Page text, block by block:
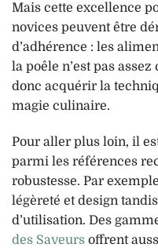
Mais cette excellence
novices peuvent être
d’adhérence : les
la poêle n’est pas
donc acquérir la
magie culinaire.
Pour aller plus loin, il
parmi les références
robustesse. Par
légèreté et design
d’utilisation. Des
des Saveurs offrent